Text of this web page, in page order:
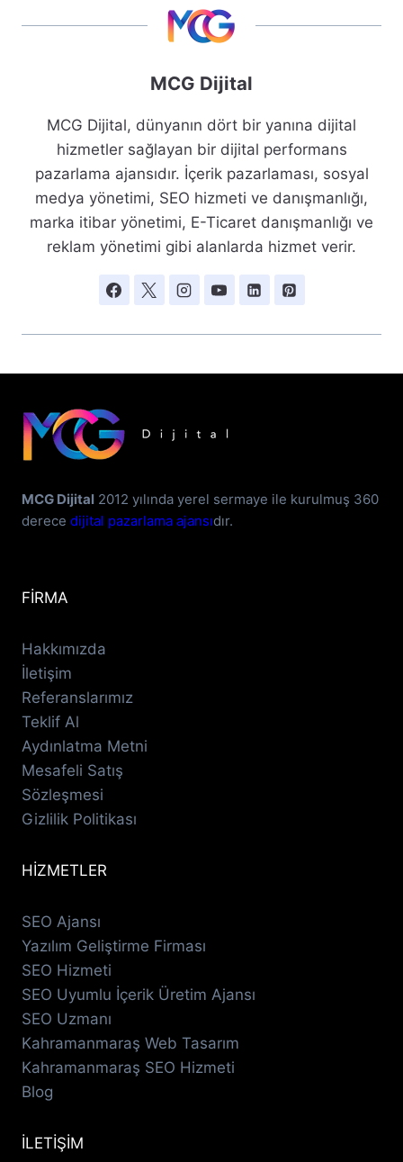
MCG Dijital
MCG Dijital, dünyanın dört bir yanına dijital
hizmetler sağlayan bir dijital performans
pazarlama ajansıdır. İçerik pazarlaması, sosyal
medya yönetimi, SEO hizmeti ve danışmanlığı,
marka itibar yönetimi, E-Ticaret danışmanlığı ve
reklam yönetimi gibi alanlarda hizmet verir.
MCG Dijital 2012 yılında yerel sermaye ile kurulmuş 360
derece dijital pazarlama ajansıdır.
FİRMA
Hakkımızda
İletişim
Referanslarımız
Teklif Al
Aydınlatma Metni
Mesafeli Satış
Sözleşmesi
Gizlilik Politikası
HİZMETLER
SEO Ajansı
Yazılım Geliştirme Firması
SEO Hizmeti
SEO Uyumlu İçerik Üretim Ajansı
SEO Uzmanı
Kahramanmaraş Web Tasarım
Kahramanmaraş SEO Hizmeti
Blog
İLETİŞİM